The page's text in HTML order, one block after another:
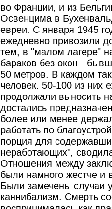
во Франции, и из
Освенцима в
евреи. С января 1945
ежедневно привозили
тем, в "малом лагере"
бараков без окон -
50 метров. В каждом
человек. 50-100 из них
продолжали выносить
достались
более или менее
работать по
порция для
неработающих",
Отношения между
были намного жестче и
Были замечены случаи
каннибализм. Смерть